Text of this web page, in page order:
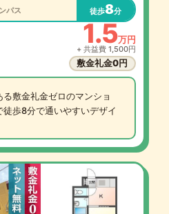
パス 徒歩8分
1.5万円
+ 共益費 1,500円
敷金礼金0円
敷金礼金ゼロのマンショ
歩8分で通いやすいデザイ